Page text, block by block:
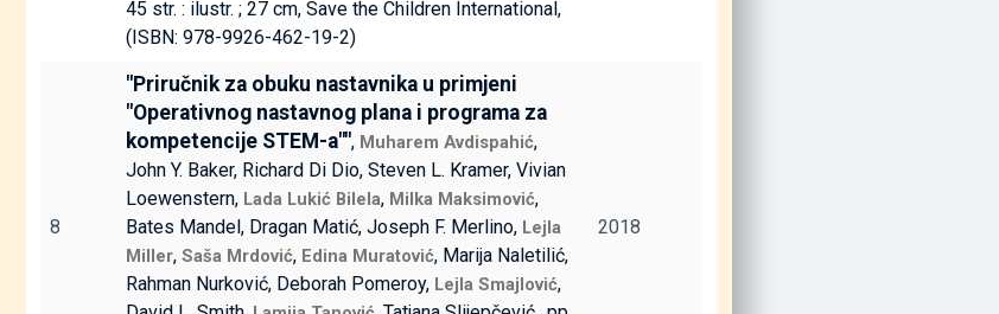
45 str. : ilustr. ; 27 cm, Save the Children International,
(ISBN: 978-9926-462-19-2)
8
"Priručnik za obuku nastavnika u primjeni
"Operativnog nastavnog plana i programa za
kompetencije STEM-a"", Muharem Avdispahić,
John Y. Baker, Richard Di Dio, Steven L. Kramer, Vivian
Loewenstern, Lada Lukić Bilela, Milka Maksimović,
Bates Mandel, Dragan Matić, Joseph F. Merlino, Lejla
Miller,Saša Mrdović, Edina Muratović, Marija Naletilić,
Rahman Nurković, Deborah Pomeroy, Lejla Smajlović,
2018